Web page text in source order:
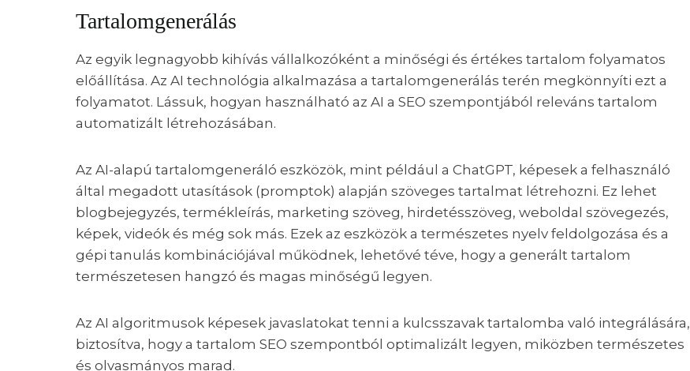
Tartalomgenerálás
Az egyik legnagyobb kihívás vállalkozóként a minőségi és értékes tartalom folyamatos
előállítása. Az AI technológia alkalmazása a tartalomgenerálás terén megkönnyíti ezt a
folyamatot. Lássuk, hogyan használható az AI a SEO szempontjából releváns tartalom
automatizált létrehozásában.
Az AI-alapú tartalomgeneráló eszközök, mint például a ChatGPT, képesek a felhasználó
által megadott utasítások (promptok) alapján szöveges tartalmat létrehozni. Ez lehet
blogbejegyzés, termékleírás, marketing szöveg, hirdetésszöveg, weboldal szövegezés,
képek, videók és még sok más. Ezek az eszközök a természetes nyelv feldolgozása és a
gépi tanulás kombinációjával működnek, lehetővé téve, hogy a generált tartalom
természetesen hangzó és magas minőségű legyen.
Az AI algoritmusok képesek javaslatokat tenni a kulcsszavak tartalomba való integrálására,
biztosítva, hogy a tartalom SEO szempontból optimalizált legyen, miközben természetes
és olvasmányos marad.